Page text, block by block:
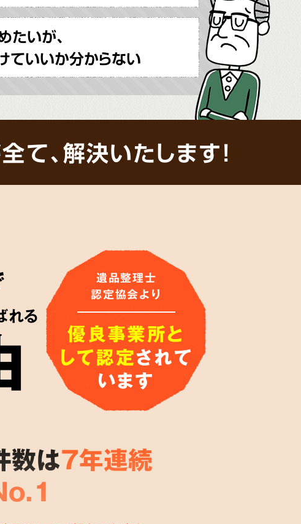
たいが、
ていいか分からない
て、解決いたします!
れる
遺品整理士
認定協会より
優良事業所と
して認定されて
います
数は7年連続